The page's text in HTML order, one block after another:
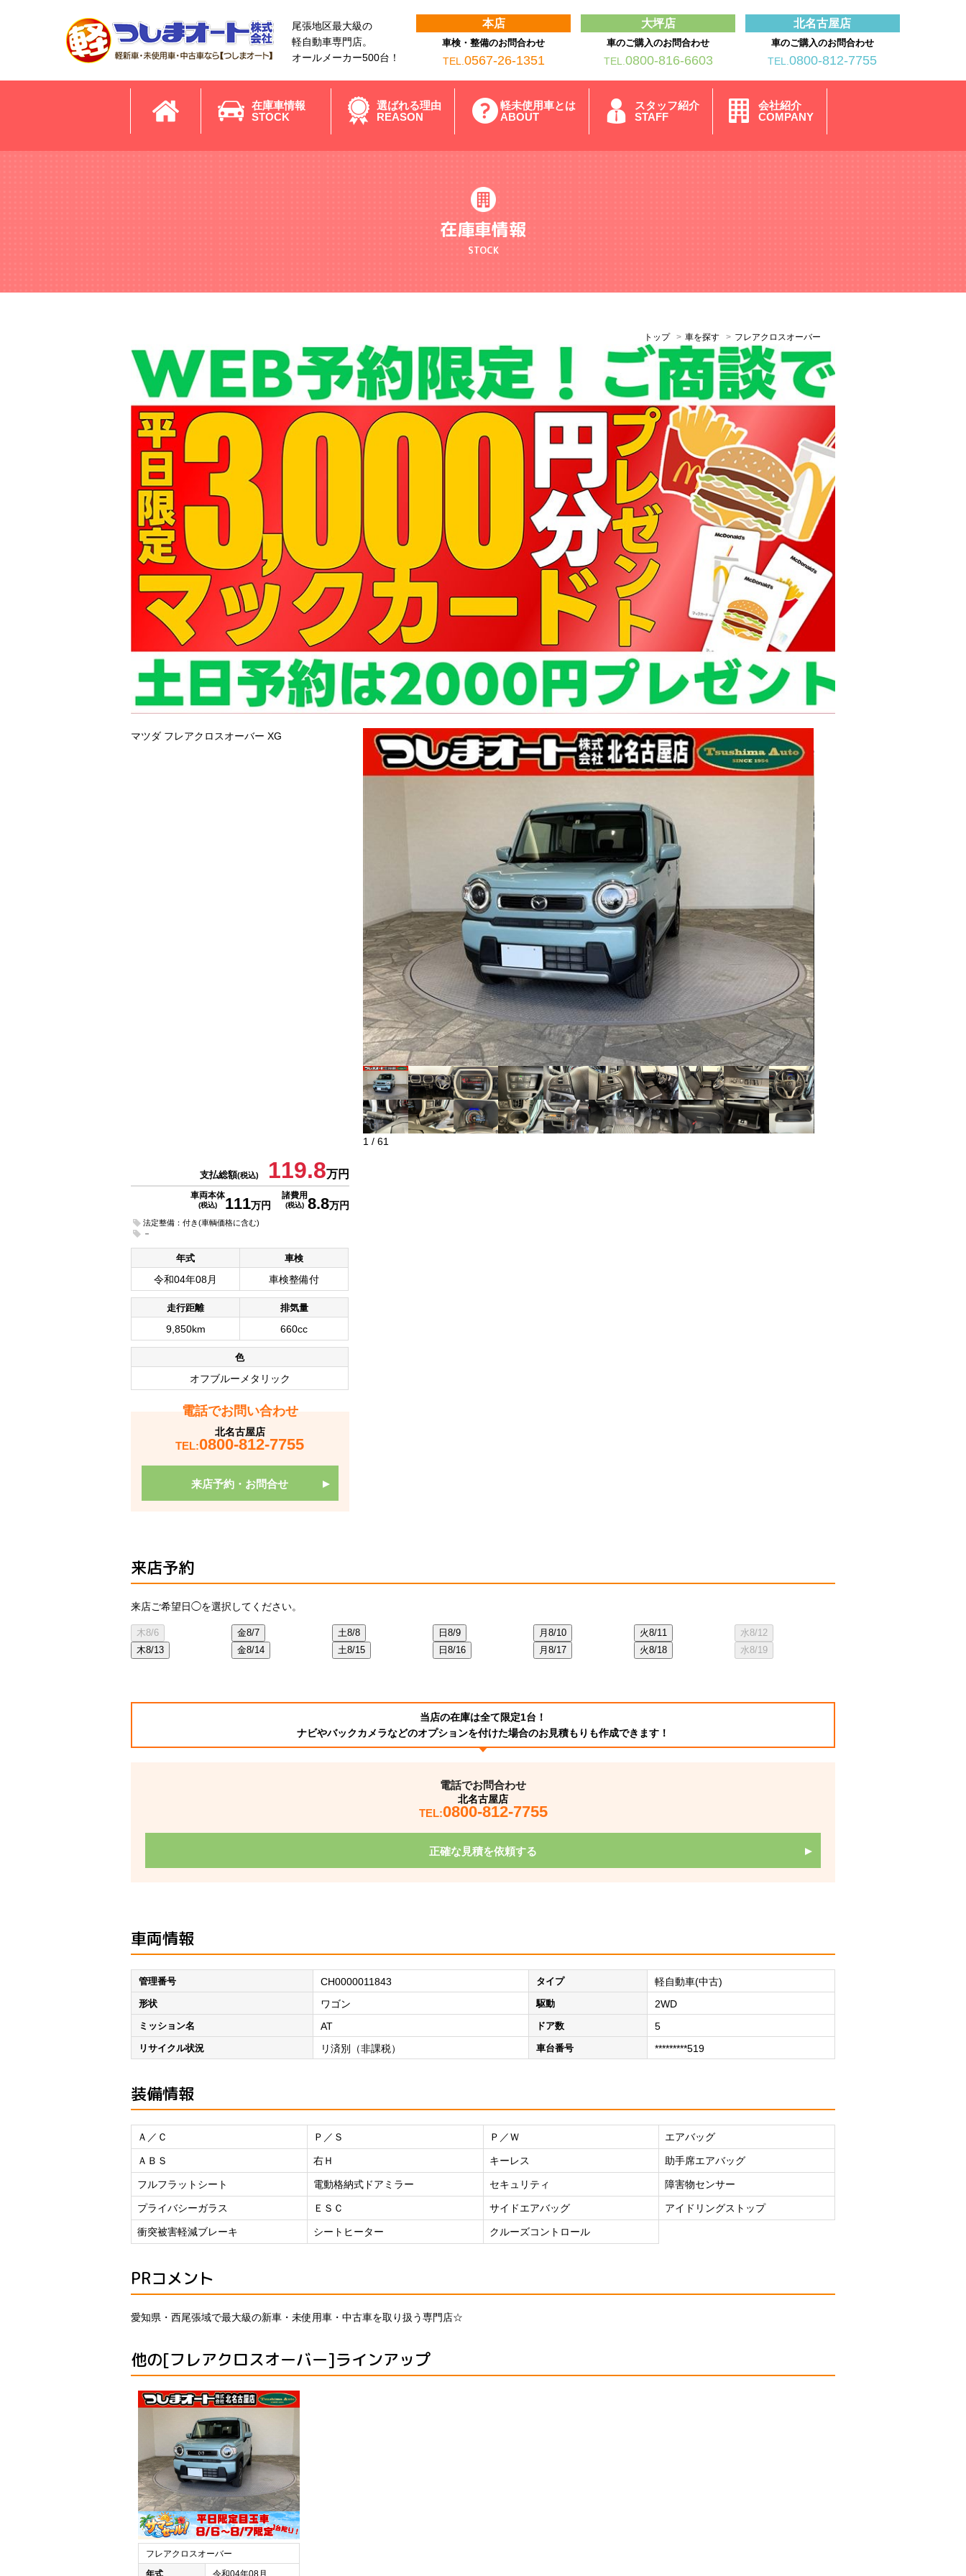
尾張地区最大級の
軽自動車専門店。
オールメーカー500台！
本店
車検・整備のお問合わせ
TEL. 0567-26-1351
大坪店
車のご購入のお問合わせ
TEL. 0800-816-6603
北名古屋店
車のご購入のお問合わせ
TEL.0800-812-7755
在庫車情報
STOCK
選ばれる理由
REASON
軽未使用車とは
ABOUT
スタッフ紹介
STAFF
会社紹介
COMPANY
在庫車情報
STOCK
トップ 車を探す フレアクロスオーバー
マツダ フレアクロスオーバー XG
1 /61
支払総額(税込) 119.8万円
車両本体
(税込) 111万円
諸費用
(税込) 8.8万円
法定整備：付き(車輌価格に含む)
－
年式 車検
令和04年08月 車検整備付
走行距離 排気量
9,850km 660cc
色
オフブルーメタリック
電話でお問い合わせ
北名古屋店
TEL:0800-812-7755
来店予約・お問合せ
来店予約
来店ご希望日◯を選択してください。
木8/6 金8/7 土8/8 日8/9 月8/10 火8/11 水8/12
木8/13 金8/14 土8/15 日8/16 月8/17 火8/18 水8/19
当店の在庫は全て限定1台！
ナビやバックカメラなどのオプションを付けた場合のお見積もりも作成できます！
電話でお問合わせ
北名古屋店
TEL:0800-812-7755
正確な見積を依頼する
車両情報
管理番号 CH0000011843 タイプ 軽自動車(中古)
形状 ワゴン 駆動 2WD
ミッション名 AT ドア数 5
リサイクル状況 リ済別（非課税） 車台番号 *********519
装備情報
Ａ／Ｃ Ｐ／Ｓ Ｐ／Ｗ エアバッグ
ＡＢＳ 右Ｈ キーレス 助手席エアバッグ
フルフラットシート 電動格納式ドアミラー セキュリティ 障害物センサー
プライバシーガラス ＥＳＣ サイドエアバッグ アイドリングストップ
衝突被害軽減ブレーキ シートヒーター クルーズコントロール
PRコメント
愛知県・西尾張域で最大級の新車・未使用車・中古車を取り扱う専門店☆
他の[フレアクロスオーバー]ラインアップ
フレアクロスオーバー
年式
令和04年08月